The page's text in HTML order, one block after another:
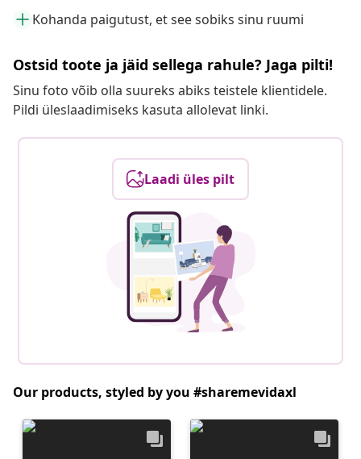
Kohanda paigutust, et see sobiks sinu ruumi
Ostsid toote ja jäid sellega rahule? Jaga pilti!
Sinu foto võib olla suureks abiks teistele klientidele.
Pildi üleslaadimiseks kasuta allolevat linki.
Laadi üles pilt
Our products, styled by you #sharemevidaxl